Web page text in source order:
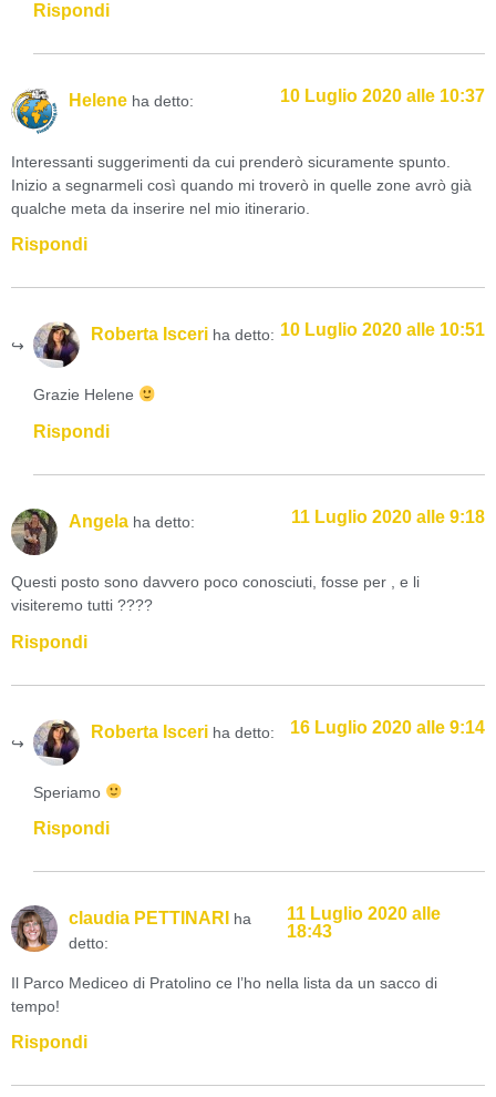
Rispondi
Helene ha detto: 10 Luglio 2020 alle 10:37
Interessanti suggerimenti da cui prenderò sicuramente spunto.
Inizio a segnarmeli così quando mi troverò in quelle zone avrò già
qualche meta da inserire nel mio itinerario.
Rispondi
Roberta Isceri ha detto: 10 Luglio 2020 alle 10:51
Grazie Helene
Rispondi
Angela ha detto: 11 Luglio 2020 alle 9:18
Questi posto sono davvero poco conosciuti, fosse per , e li
visiteremo tutti ????
Rispondi
Roberta Isceri ha detto: 16 Luglio 2020 alle 9:14
Speriamo
Rispondi
claudia PETTINARI
ha
detto:
11 Luglio 2020 alle
18:43
Il Parco Mediceo di Pratolino ce l’ho nella lista da un sacco di
tempo!
Rispondi